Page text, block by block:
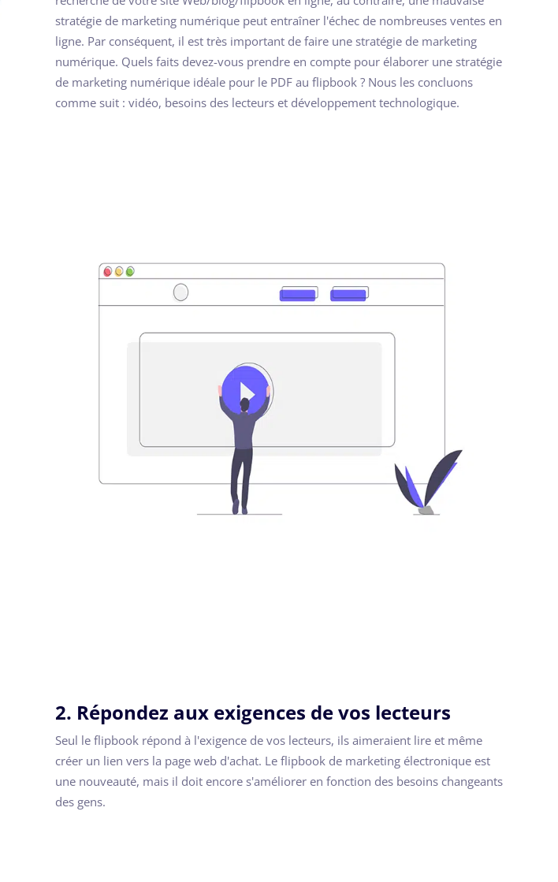
stratégie de marketing numérique peut entraîner l'échec de nombreuses ventes en
ligne. Par conséquent, il est très important de faire une stratégie de marketing
numérique. Quels faits devez-vous prendre en compte pour élaborer une stratégie
de marketing numérique idéale pour le PDF au flipbook ? Nous les concluons
comme suit : vidéo, besoins des lecteurs et développement technologique.
2. Répondez aux exigences de vos lecteurs
Seul le flipbook répond à l'exigence de vos lecteurs, ils aimeraient lire et même
créer un lien vers la page web d'achat. Le flipbook de marketing électronique est
une nouveauté, mais il doit encore s'améliorer en fonction des besoins changeants
des gens.